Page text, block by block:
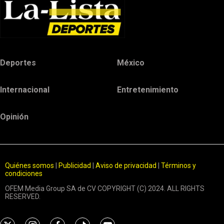
Deportes México
Internacional Entretenimiento
Opinión
Quiénes somos Publicidad Aviso de privacidad
Términos y
condiciones
OFEM Media Group SA de CV COPYRIGHT (C) 2024. ALL RIGHTS
RESERVED.